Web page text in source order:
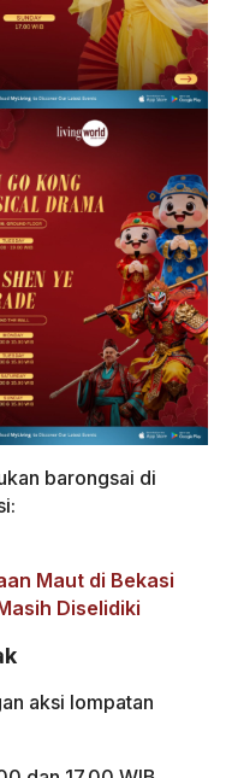
barongsai di
Maut di Bekasi
Diselidiki
aksi lompatan